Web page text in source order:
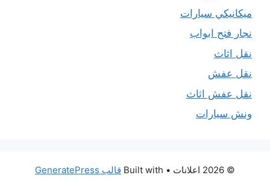
ميكانيكي سيارات
نجار فتح ابواب
نقل اثاث
نقل عفش
نقل عفش اثاث
ونش سيارات
© 2026 اعلانات • Built with قالب GeneratePress